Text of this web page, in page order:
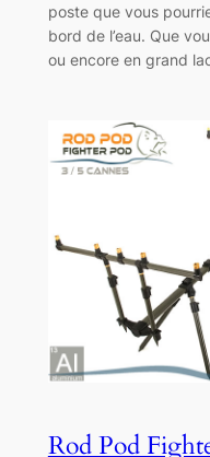
poste que vous
bord de l’eau. Que
ou encore en grand
Rod Pod